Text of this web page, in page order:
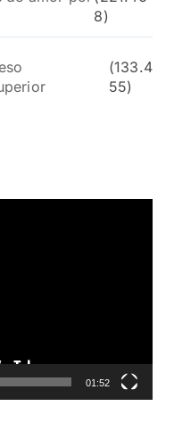
8)
(133.4
55)
01:52